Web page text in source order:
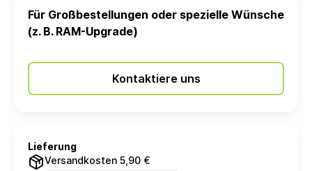
Für Großbestellungen oder spezielle Wünsche
(z. B. RAM-Upgrade)
Kontaktiere uns
Lieferung
Versandkosten 5,90 €